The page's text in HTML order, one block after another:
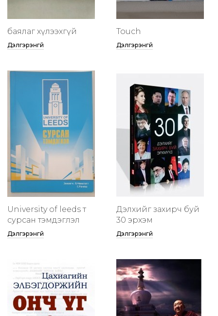
баялаг хүлээхгүй
Дэлгэрэнгүй
Touch
Дэлгэрэнгүй
University of leeds т
сурсан тэмдэглэл
Дэлгэрэнгүй
Дэлхийг захирч буй
30 эрхэм
Дэлгэрэнгүй